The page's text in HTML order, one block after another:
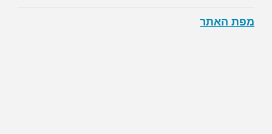
מפת האתר